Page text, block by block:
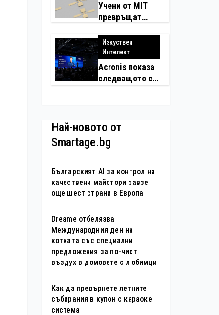
Учени от MIT
превръщат
надеждни
електронни
устройства
Изкуствен
Интелект
Acronis показа
следващото си
Най-новото от
Smartage.bg
Българският AI за контрол на
качествени майстори завзе
още шест страни в Европа
Dreame отбелязва
Международния ден на
котката със специални
предложения за по-чист
въздух в домовете с любимци
Как да превърнете летните
събирания в купон с караоке
система